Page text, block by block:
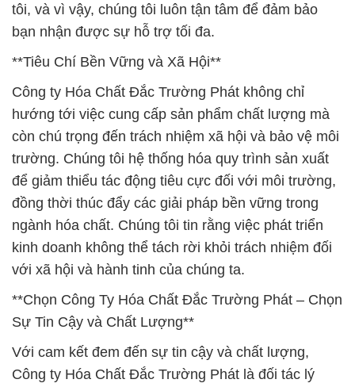
tôi, và vì vậy, chúng tôi luôn tận tâm để đảm bảo
bạn nhận được sự hỗ trợ tối đa.
**Tiêu Chí Bền Vững và Xã Hội**
Công ty Hóa Chất Đắc Trường Phát không chỉ
hướng tới việc cung cấp sản phẩm chất lượng mà
còn chú trọng đến trách nhiệm xã hội và bảo vệ môi
trường. Chúng tôi hệ thống hóa quy trình sản xuất
để giảm thiểu tác động tiêu cực đối với môi trường,
đồng thời thúc đẩy các giải pháp bền vững trong
ngành hóa chất. Chúng tôi tin rằng việc phát triển
kinh doanh không thể tách rời khỏi trách nhiệm đối
với xã hội và hành tinh của chúng ta.
**Chọn Công Ty Hóa Chất Đắc Trường Phát – Chọn
Sự Tin Cậy và Chất Lượng**
Với cam kết đem đến sự tin cậy và chất lượng,
Công ty Hóa Chất Đắc Trường Phát là đối tác lý